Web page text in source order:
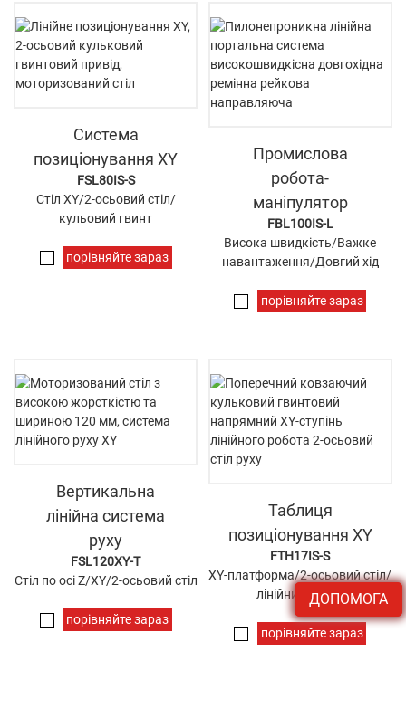
ДОПОМОГА
Система
позиціонування XY
FSL80IS-S
Стіл XY/2-осьовий стіл/
кульовий гвинт
порівняйте зараз
Промислова
робота-
маніпулятор
FBL100IS-L
Висока швидкість/Важке
навантаження/Довгий хід
порівняйте зараз
Вертикальна
лінійна система
руху
FSL120XY-T
Стіл по осі Z/XY/2-осьовий стіл
порівняйте зараз
Таблиця
позиціонування XY
FTH17IS-S
XY-платформа/2-осьовий стіл/
лінійний робот
порівняйте зараз